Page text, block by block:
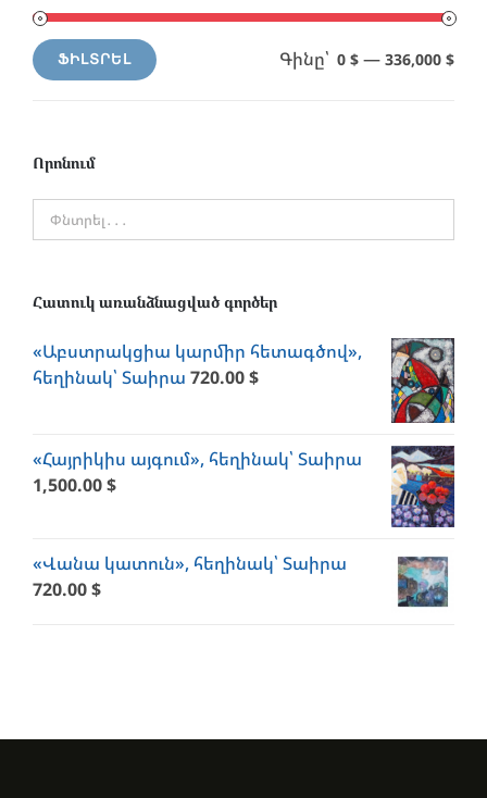
Min
MaxՖԻԼՏՐԵԼ Գինը՝ 0 $ — 336,000 $
Որոնում
Հատուկ առանձնացված գործեր
«Աբստրակցիա կարմիր հետագծով»,
հեղինակ՝ Տաիրա 720.00$
«Հայրիկիս այգում», հեղինակ՝ Տաիրա
1,500.00$
«Վանա կատուն», հեղինակ՝ Տաիրա
720.00$